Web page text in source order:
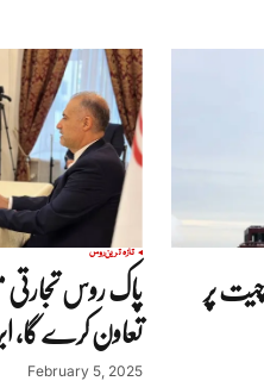
پر
تازہ ترینروس
پاک روس تجارتی
تعاون کرے گا،
February 5, 2025